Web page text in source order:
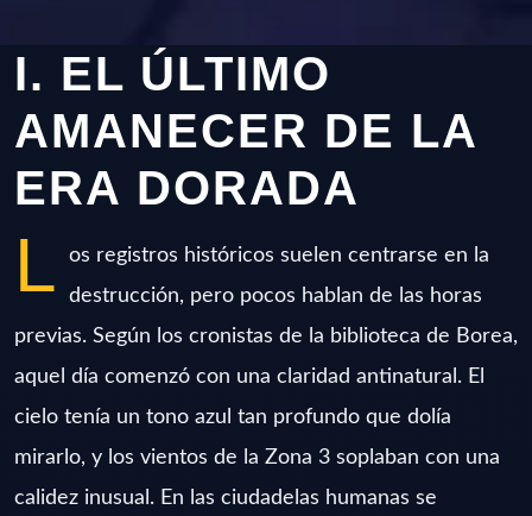
I. EL ÚLTIMO
AMANECER DE LA
ERA DORADA
L
os registros históricos suelen centrarse en la
destrucción, pero pocos hablan de las horas
previas. Según los cronistas de la biblioteca de Borea,
aquel día comenzó con una claridad antinatural. El
cielo tenía un tono azul tan profundo que dolía
mirarlo, y los vientos de la Zona 3 soplaban con una
calidez inusual. En las ciudadelas humanas se